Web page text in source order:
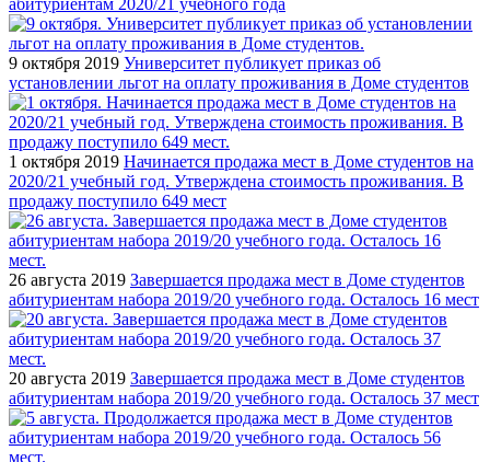
9 октября 2019 Университет публикует приказ об
установлении льгот на оплату проживания в Доме студентов
1 октября 2019 Начинается продажа мест в Доме студентов на
2020/21 учебный год. Утверждена стоимость проживания. В
продажу поступило 649 мест
26 августа 2019 Завершается продажа мест в Доме студентов
абитуриентам набора 2019/20 учебного года. Осталось 16 мест
20 августа 2019 Завершается продажа мест в Доме студентов
абитуриентам набора 2019/20 учебного года. Осталось 37 мест